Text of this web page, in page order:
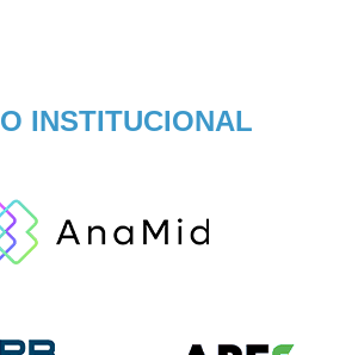
INSTITUCIONAL